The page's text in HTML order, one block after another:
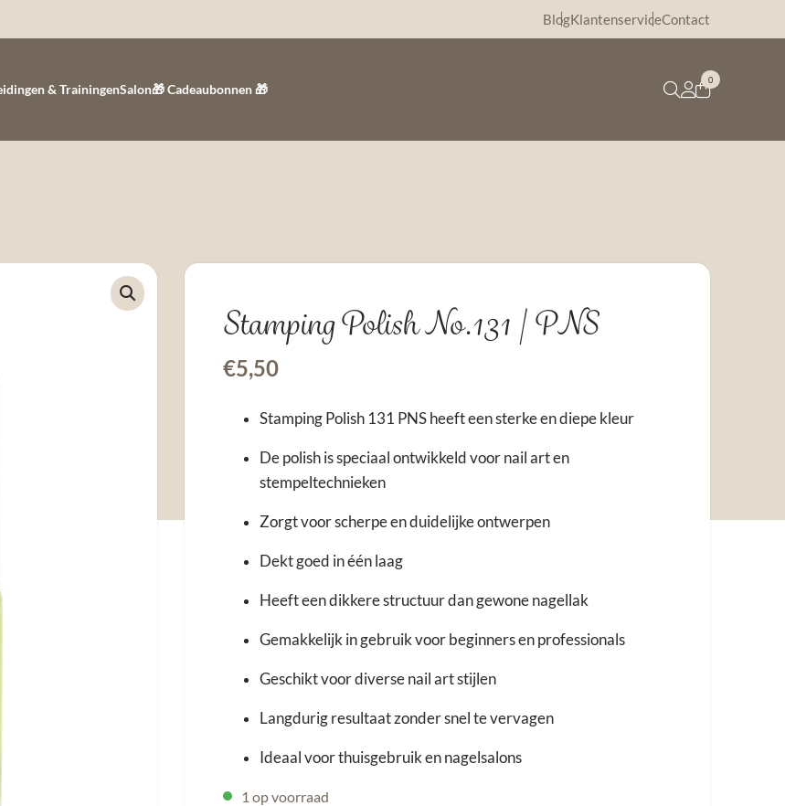
BlogKlantenserviceContact
& TrainingenSalon🎁 Cadeaubonnen 🎁
0
Stamping Polish No.131 | PNS
€5,50
Stamping Polish 131 PNS heeft een sterke en diepe kleur
De polish is speciaal ontwikkeld voor nail art en
stempeltechnieken
Zorgt voor scherpe en duidelijke ontwerpen
Dekt goed in één laag
Heeft een dikkere structuur dan gewone nagellak
Gemakkelijk in gebruik voor beginners en professionals
Geschikt voor diverse nail art stijlen
Langdurig resultaat zonder snel te vervagen
Ideaal voor thuisgebruik en nagelsalons
1 op voorraad